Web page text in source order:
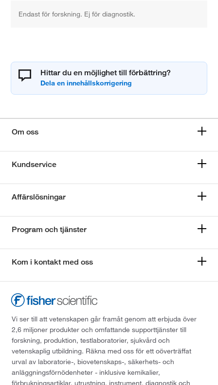
Endast för forskning. Ej för diagnostik.
Hittar du en möjlighet till förbättring?
Om oss
Kundservice
Affärslösningar
Program och tjänster
Kom i kontakt med oss
Vi ser till att vetenskapen går framåt genom att erbjuda över
2,6 miljoner produkter och omfattande supporttjänster till
forskning, produktion, testlaboratorier, sjukvård och
vetenskaplig utbildning. Räkna med oss för ett oöverträffat
urval av laboratorie-, biovetenskaps-, säkerhets- och
anläggningsförnödenheter - inklusive kemikalier,
förbrukningsartiklar, utrustning, instrument, diagnostik och